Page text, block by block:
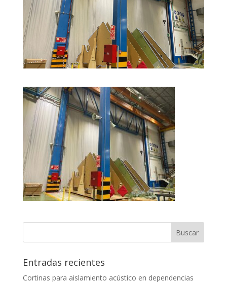
Entradas recientes
Cortinas para aislamiento acústico en dependencias